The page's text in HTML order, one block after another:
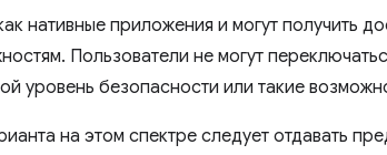
нативные приложения и могут получить
Пользователи не могут
уровень безопасности или такие
на этом спектре следует отдавать